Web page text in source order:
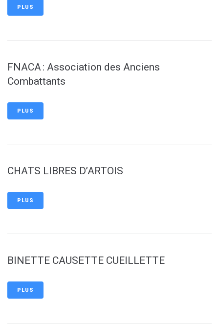
PLUS
FNACA : Association des Anciens
Combattants
PLUS
CHATS LIBRES D’ARTOIS
PLUS
BINETTE CAUSETTE CUEILLETTE
PLUS